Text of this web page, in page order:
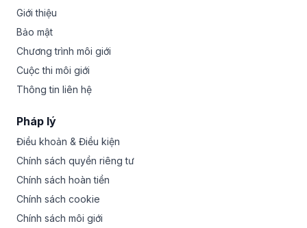
Giới thiệu
Bảo mật
Chương trình môi giới
Cuộc thi môi giới
Thông tin liên hệ
Pháp lý
Điều khoản & Điều kiện
Chính sách quyền riêng tư
Chính sách hoàn tiền
Chính sách cookie
Chính sách môi giới